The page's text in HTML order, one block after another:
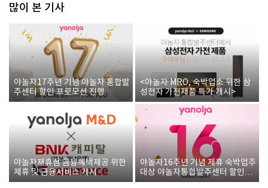
많이 본 기사
야놀자17주년 기념 야놀자 통합발
주센터 할인 프로모션 진행
<야놀자 MRO, 숙박업소 위한 삼
성전자 가전제품 특가 개시>
야놀자제휴점 금융혜택제공 위한
제휴 및 금융서비스 게시
야놀자16주년 기념 제휴 숙박업주
대상 야놀자통합발주센터 할인쿠
폰 증정